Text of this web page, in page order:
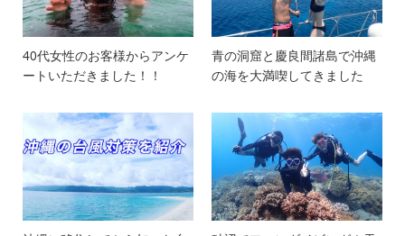
40代女性のお客様からアンケ
ートいただきました！！
青の洞窟と慶良間諸島で沖縄
の海を大満喫してきました